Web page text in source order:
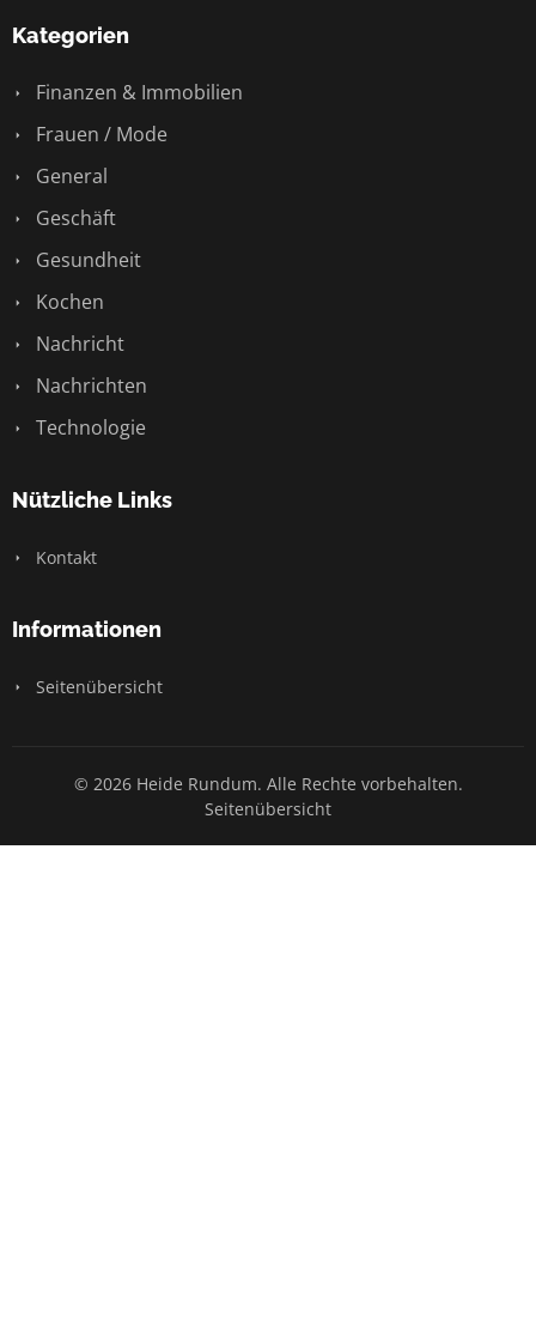
Kategorien
Finanzen & Immobilien
Frauen / Mode
General
Geschäft
Gesundheit
Kochen
Nachricht
Nachrichten
Technologie
Nützliche Links
Kontakt
Informationen
Seitenübersicht
© 2026 Heide Rundum. Alle Rechte vorbehalten.
Seitenübersicht